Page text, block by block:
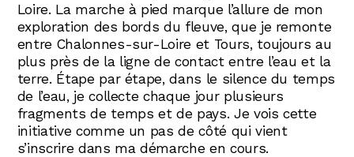
Loire. La marche à pied marque l’allure de mon
exploration des bords du fleuve, que je remonte
entre Chalonnes-sur-Loire et Tours, toujours au
plus près de la ligne de contact entre l’eau et la
terre. Étape par étape, dans le silence du temps
de l’eau, je collecte chaque jour plusieurs
fragments de temps et de pays. Je vois cette
initiative comme un pas de côté qui vient
s’inscrire dans ma démarche en cours.